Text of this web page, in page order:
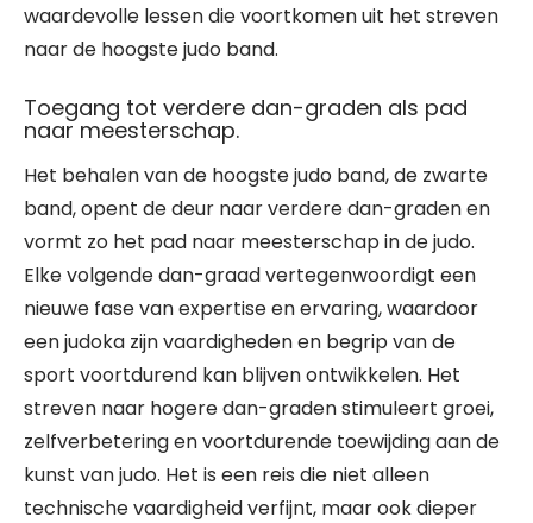
waardevolle lessen die voortkomen uit het streven
naar de hoogste judo band.
Toegang tot verdere dan-graden als pad
naar meesterschap.
Het behalen van de hoogste judo band, de zwarte
band, opent de deur naar verdere dan-graden en
vormt zo het pad naar meesterschap in de judo.
Elke volgende dan-graad vertegenwoordigt een
nieuwe fase van expertise en ervaring, waardoor
een judoka zijn vaardigheden en begrip van de
sport voortdurend kan blijven ontwikkelen. Het
streven naar hogere dan-graden stimuleert groei,
zelfverbetering en voortdurende toewijding aan de
kunst van judo. Het is een reis die niet alleen
technische vaardigheid verfijnt, maar ook dieper